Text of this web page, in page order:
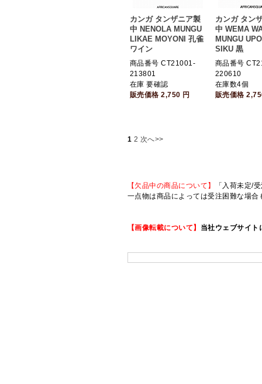
カンガ タンザニア製
中 NENOLA MUNGU
LIKAE MOYONI 孔雀
ワイン
商品番号 CT21001-
213801
在庫 要確認
販売価格2,750 円
カンガ タン
中 WEMA
MUNGU
SIKU 黒
商品番号
220610
在庫数4個
販売価格
1 2 次へ>>
【欠品中の商品について】
「入荷未定/
一点物は商品によっては受注困難な場
【画像転載について】 当社ウェブサイト